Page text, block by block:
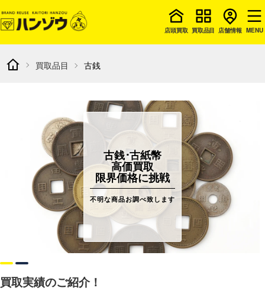
店頭買取 買取品目 店舗情報 MENU
買取品目 古銭
古銭･古紙幣
高価買取
限界価格に挑戦
不明な商品お調べ致します
買取実績のご紹介！